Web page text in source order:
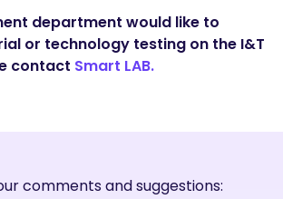
department would like to
or technology testing on the I&T
contact Smart LAB.
comments and suggestions: